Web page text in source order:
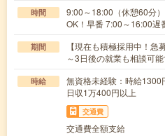
時間
9:00～18:00（休憩60分
OK！早番 7:00～16:00
期間
【現在も積極採用中！
～3日後の就業も相談可能
時給
無資格未経験：時給
日収1万400円以上
交通費
交通費全額支給